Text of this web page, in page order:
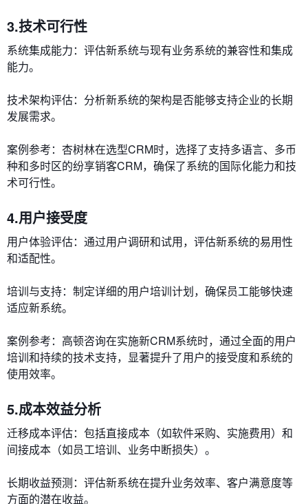
3.技术可行性
系统集成能力：评估新系统与现有业务系统的兼容性和集成
能力。
技术架构评估：分析新系统的架构是否能够支持企业的长期
发展需求。
案例参考：杏树林在选型CRM时，选择了支持多语言、多币
种和多时区的纷享销客CRM，确保了系统的国际化能力和技
术可行性。
4.用户接受度
用户体验评估：通过用户调研和试用，评估新系统的易用性
和适配性。
培训与支持：制定详细的用户培训计划，确保员工能够快速
适应新系统。
案例参考：高顿咨询在实施新CRM系统时，通过全面的用户
培训和持续的技术支持，显著提升了用户的接受度和系统的
使用效率。
5.成本效益分析
迁移成本评估：包括直接成本（如软件采购、实施费用）和
间接成本（如员工培训、业务中断损失）。
长期收益预测：评估新系统在提升业务效率、客户满意度等
方面的潜在收益。